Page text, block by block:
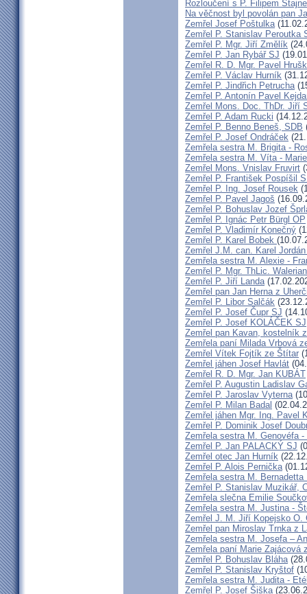
Rozloučení s P. Filipem
Na věčnost byl povolán pan
Zemřel Josef Poštulka
Zemřel P. Stanislav Peroutka
Zemřel P. Mgr. Jiří Změlík
Zemřel P. Jan Rybář SJ
Zemřel R. D. Mgr. Pavel
Zemřel P. Václav Hurník
Zemřel P. Jindřich Petrucha
Zemřel P. Antonín Pavel
Zemřel Mons. Doc. ThDr. Jiří
Zemřel P. Adam Rucki
Zemřel P. Benno Beneš, SDB
Zemřel P. Josef Ondráček
Zemřela sestra M. Brigita -
Zemřela sestra M. Víta -
Zemřel Mons. Vnislav Fruvirt
Zemřel P. František Pospíšil
Zemřel P. Ing. Josef Rousek
Zemřel P. Pavel Jagoš
Zemřel P. Bohuslav Jozef
Zemřel P. Ignác Petr Bürgl OP
Zemřel P. Vladimír Konečný
Zemřel P. Karel Bobek
Zemřel J.M. can. Karel
Zemřela sestra M. Alexie -
Zemřel P. Mgr. ThLic.
Zemřel P. Jiří Landa
Zemřel pan Jan Herna z
Zemřel P. Libor Salčák
Zemřel P. Josef Čupr SJ
Zemřel P. Josef KOLÁČEK SJ
Zemřel pan Kavan, kostelník
Zemřela paní Milada Vrbová
Zemřel Vítek Fojtík ze Štítar
Zemřel jáhen Josef Havlát
Zemřel R. D. Mgr. Jan KUBÁT
Zemřel P. Augustin Ladislav
Zemřel P. Jaroslav Vyterna
Zemřel P. Milan Badal
Zemřel jáhen Mgr. Ing. Pavel
Zemřel P. Dominik Josef
Zemřela sestra M. Genovéfa
Zemřel P. Jan PALACKÝ SJ
Zemřel otec Jan Hurník
Zemřel P. Alois Pernička
Zemřela sestra M. Bernadetta
Zemřel P. Stanislav Muzikář,
Zemřela slečna Emilie
Zemřela sestra M. Justina -
Zemřel J. M. Jiří Kopejsko O.
Zemřel pan Miroslav Trnka z
Zemřela sestra M. Josefa –
Zemřela paní Marie Zajácová
Zemřel P. Bohuslav Bláha
Zemřel P. Stanislav Kryštof
Zemřela sestra M. Judita -
Zemřel P. Josef Šiška